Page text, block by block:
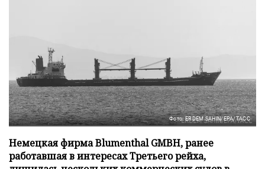
Фото: ERDEM SAHIN/EPA/ТАСС
Немецкая фирма Blumenthal GMBH, ранее
работавшая в интересах Третьего рейха,